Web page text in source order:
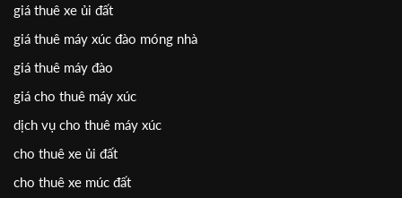
giá thuê xe ủi đất
giá thuê máy xúc đào móng nhà
giá thuê máy đào
giá cho thuê máy xúc
dịch vụ cho thuê máy xúc
cho thuê xe ủi đất
cho thuê xe múc đất